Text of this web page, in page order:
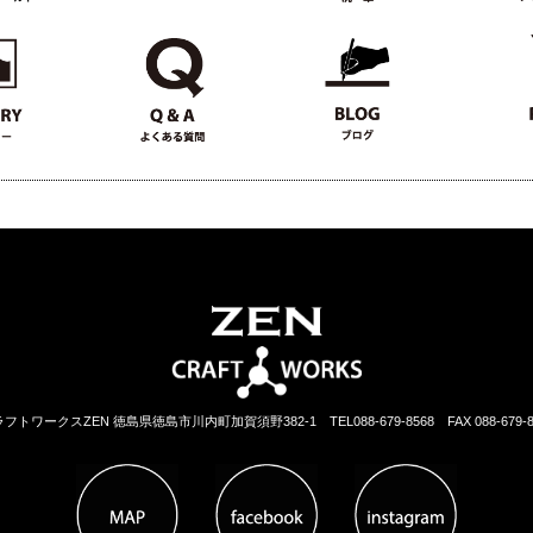
フトワークスZEN 徳島県徳島市川内町加賀須野382-1 TEL088-679-8568 FAX 088-679-